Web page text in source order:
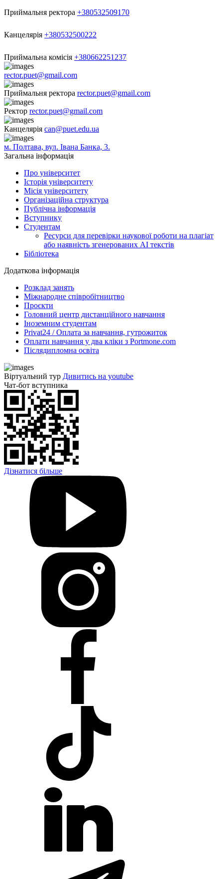
Приймальня ректора +380532509170
Канцелярія +380532500222
Приймальна комісія +380662251237
rector.puet@gmail.com
Приймальня ректора rector.puet@gmail.com
Ректор rector.puet@gmail.com
Канцелярія can@puet.edu.ua
м. Полтава, вул. Івана Банка, 3.
Загальна інформація
Про університет
Історія університету
Місія університету
Організаційна структура
Публічна інформація
Вступнику
Студентам
Ресурси для перевірки наукової роботи на плагіат
або наявність згенерованих АІ текстів
Бібліотека
Додаткова інформація
Розклад занять
Міжнародне співробітництво
Проєкти
Головний центр дистанційного навчання
Іноземним студентам
Privat24 / Оплата за навчання, гутрожиток
Оплати навчання у два кліки з Portmone.com
Післядипломна освіта
Віртуальний тур Дивитись на youtube
Чат-бот вступника
Дізнатися більше